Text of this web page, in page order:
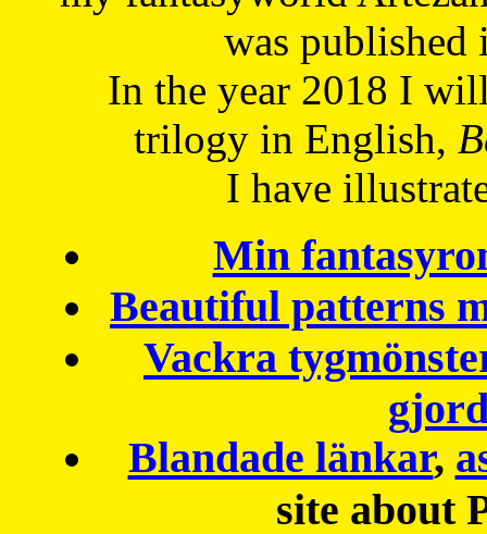
was published
In the year 2018 I
trilogy in English,
I have
Min
Beautiful patterns
Vackra
Blandade länkar,
site about